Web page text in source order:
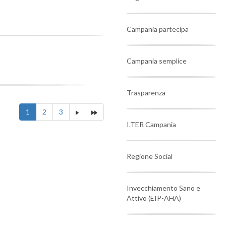
1 2 3
Campania partecipa
Campania semplice
Trasparenza
I.TER Campania
Regione Social
Invecchiamento Sano e
Attivo (EIP-AHA)